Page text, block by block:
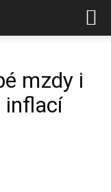
mzdy i
inflací